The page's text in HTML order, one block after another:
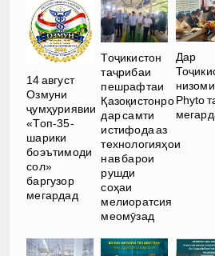
14 август
Озмуни
ҷумҳуриявии
«Топ-35-
шарики
боэътимоди
сол»
баргузор
мегардад
Тоҷикистон
таҷрибаи
пешрафтаи
Қазоқистонро
дар самти
истифода аз
технологияҳои
нав барои
рушди
соҳаи
мелиоратсия
меомӯзад
Дар
Phyto